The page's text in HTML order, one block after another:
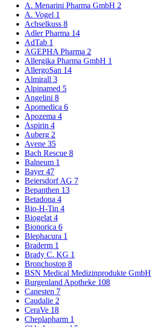
A. Menarini Pharma GmbH 2
A. Vogel 1
Achselkuss 8
Adler Pharma 14
AdTab 1
AGEPHA Pharma 2
Allergika Pharma GmbH 1
AllergoSan 14
Almirall 3
Alpinamed 5
Angelini 8
Apomedica 6
Apozema 4
Aspirin 4
Auberg 2
Avene 35
Bach Rescue 8
Balneum 1
Bayer47
Beiersdorf AG 7
Bepanthen 13
Betadona 4
Bio-H-Tin 4
Biogelat 4
Bionorica 6
Blephacura 1
Braderm 1
Brady C. KG 1
Bronchostop 8
BSN Medical Medizinprodukte GmbH
Burgenland Apotheke 108
Canesten 7
Caudalie 2
CeraVe 18
Cheplapharm 1